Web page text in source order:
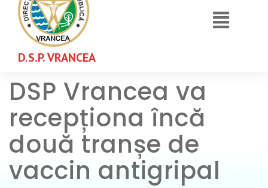
D.S.P. VRANCEA
DSP Vrancea va
recepționa încă
două tranșe de
vaccin antigripal